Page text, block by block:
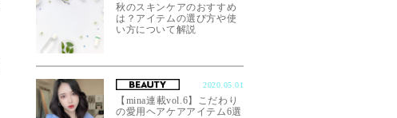
秋のスキンケアのおすすめ
は？アイテムの選び方や使
い方について解説
2020.05.01
【mina連載vol.6】こだわり
の愛用ヘアケアアイテム6選